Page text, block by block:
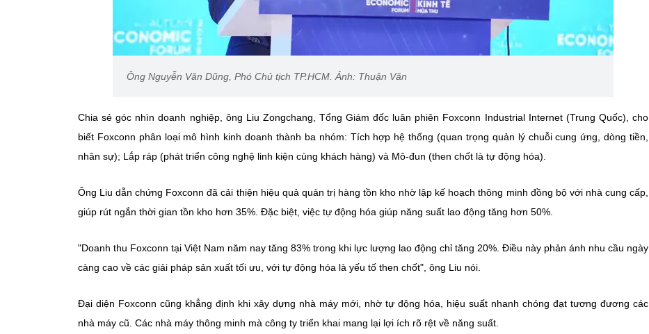
Ông Nguyễn Văn Dũng, Phó Chủ tịch TP.HCM. Ảnh: Thuận Văn
Chia sẻ góc nhìn doanh nghiệp, ông Liu Zongchang, Tổng Giám đốc luân phiên Foxconn Industrial Internet (Trung Quốc), cho
biết Foxconn phân loại mô hình kinh doanh thành ba nhóm: Tích hợp hệ thống (quan trọng quản lý chuỗi cung ứng, dòng tiền,
nhân sự); Lắp ráp (phát triển công nghệ linh kiện cùng khách hàng) và Mô-đun (then chốt là tự động hóa).
Ông Liu dẫn chứng Foxconn đã cải thiện hiệu quả quản trị hàng tồn kho nhờ lập kế hoạch thông minh đồng bộ với nhà cung cấp,
giúp rút ngắn thời gian tồn kho hơn 35%. Đặc biệt, việc tự động hóa giúp năng suất lao động tăng hơn 50%.
"Doanh thu Foxconn tại Việt Nam năm nay tăng 83% trong khi lực lượng lao động chỉ tăng 20%. Điều này phản ánh nhu cầu ngày
càng cao về các giải pháp sản xuất tối ưu, với tự động hóa là yếu tố then chốt", ông Liu nói.
Đại diện Foxconn cũng khẳng định khi xây dựng nhà máy mới, nhờ tự động hóa, hiệu suất nhanh chóng đạt tương đương các
nhà máy cũ. Các nhà máy thông minh mà công ty triển khai mang lại lợi ích rõ rệt về năng suất.